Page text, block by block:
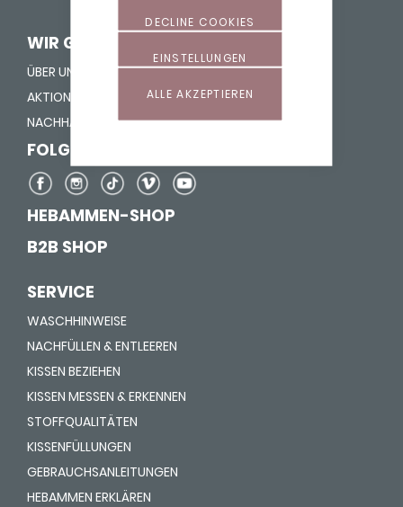
ALLE AKZEPTIEREN
EINSTELLUNGEN
DECLINE COOKIES
WIR GEBEN LEBEN HALT
ÜBER UNS
AKTION "NASE REIN"
NACHHALTIGKEIT
FOLGE UNS AUF
HEBAMMEN-SHOP
B2B SHOP
SERVICE
WASCHHINWEISE
NACHFÜLLEN & ENTLEEREN
KISSEN BEZIEHEN
KISSEN MESSEN & ERKENNEN
STOFFQUALITÄTEN
KISSENFÜLLUNGEN
GEBRAUCHSANLEITUNGEN
HEBAMMEN ERKLÄREN